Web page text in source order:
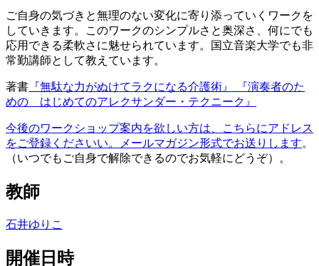
ご自身の気づきと無理のない変化に寄り添っていくワークを
していきます。このワークのシンプルさと奥深さ、何にでも
応用できる柔軟さに魅せられています。
国立音楽大学でも非
常勤講師として教えています。
著書 『無駄な力がぬけてラクになる介護術』
『演奏者のた
めの はじめてのアレクサンダー・テクニーク』
今後のワークショップ案内を欲しい方は、こちらにアドレス
をご登録くださいい。メールマガジン形式でお送りします。
（いつでもご自身で解除できるのでお気軽にどうぞ）。
教師
石井ゆりこ
開催日時